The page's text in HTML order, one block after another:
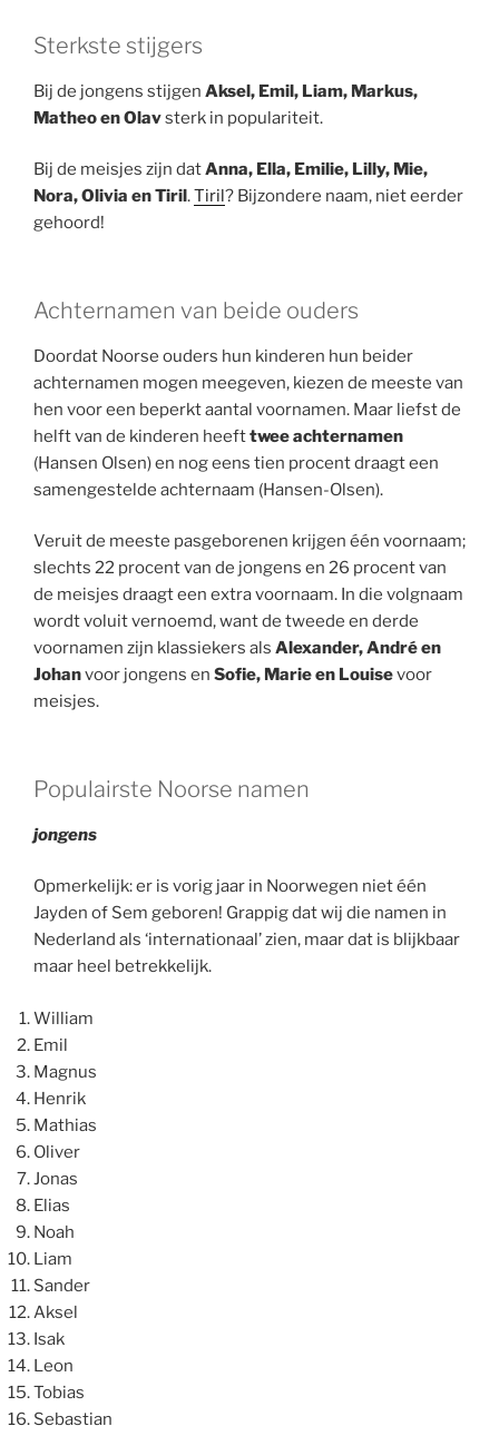
Sterkste stijgers
Bij de jongens stijgen Aksel, Emil, Liam, Markus,
Matheo en Olavsterk in populariteit.
Bij de meisjes zijn datAnna, Ella, Emilie, Lilly, Mie,
Nora, Olivia en Tiril.Tiril? Bijzondere naam, niet eerder
gehoord!
Achternamen van beide ouders
Doordat Noorse ouders hun kinderen hun beider
achternamen mogen meegeven, kiezen de meeste van
hen voor een beperkt aantal voornamen. Maar liefst de
helft van de kinderen heefttwee achternamen
(Hansen Olsen) en nog eens tien procent draagt een
samengestelde achternaam (Hansen-Olsen).
Veruit de meeste pasgeborenen krijgen één voornaam;
slechts 22 procent van de jongens en 26 procent van
de meisjes draagt een extra voornaam. In die volgnaam
wordt voluit vernoemd, want de tweede en derde
voornamen zijn klassiekers als Alexander, André en
Johanvoor jongens en Sofie, Marie en Louisevoor
meisjes.
Populairste Noorse namen
jongens
Opmerkelijk: er is vorig jaar in Noorwegen niet één
Jayden of Sem geboren! Grappig dat wij die namen in
Nederland als ‘internationaal’ zien, maar dat is blijkbaar
maar heel betrekkelijk.
William
Emil
Magnus
Henrik
Mathias
Oliver
Jonas
Elias
Noah
Liam
Sander
Aksel
Isak
Leon
Tobias
Sebastian